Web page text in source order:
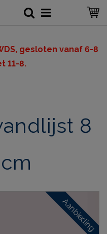
gesloten vanaf 6-8
11-8.
8
Aanbieding